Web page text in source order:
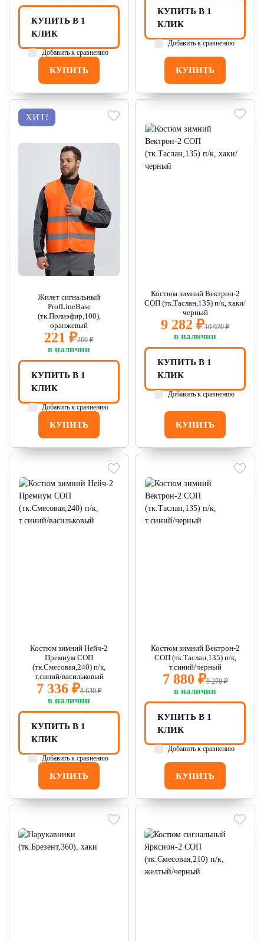
КУПИТЬ
КУПИТЬ В 1
КЛИК
Добавить к сравнению
КУПИТЬ
КУПИТЬ В 1
КЛИК
Добавить к сравнению
ХИТ!
Жилет сигнальный
ProfLineBase
(тк.Полиэфир,100),
оранжевый
221 ₽260 ₽
в наличии
КУПИТЬ
КУПИТЬ В 1
КЛИК
Добавить к сравнению
Костюм зимний Вектрон-2
СОП (тк.Таслан,135) п/к, хаки/
черный
9 282 ₽10 920 ₽
в наличии
КУПИТЬ
КУПИТЬ В 1
КЛИК
Добавить к сравнению
Костюм зимний Нейч-2
Премиум СОП
(тк.Смесовая,240) п/к,
т.синий/васильковый
7 336 ₽8 630 ₽
в наличии
КУПИТЬ
КУПИТЬ В 1
КЛИК
Добавить к сравнению
Костюм зимний Вектрон-2
СОП (тк.Таслан,135) п/к,
т.синий/черный
7 880 ₽9 270 ₽
в наличии
КУПИТЬ
КУПИТЬ В 1
КЛИК
Добавить к сравнению